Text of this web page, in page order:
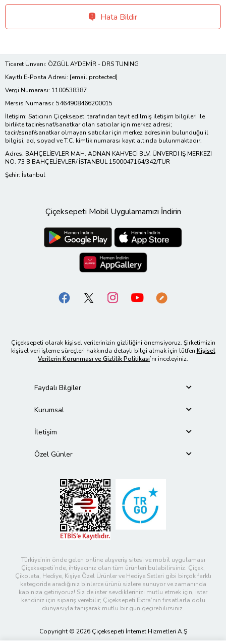
Hata Bildir
Ticaret Ünvanı: ÖZGÜL AYDEMİR - DRS TUNING
Kayıtlı E-Posta Adresi: [email protected]
Vergi Numarası: 1100538387
Mersis Numarası: 5464908466200015
İletişim: Satıcının Çiçeksepeti tarafından teyit edilmiş iletişim bilgileri ile
birlikte tacir/esnaf/sanatkar olan satıcılar için merkez adresi;
tacir/esnaf/sanatkar olmayan satıcılar için merkez adresinin bulunduğu il
bilgisi, ad, soyad ve T.C. kimlik numarası kayıt altında bulunmaktadır.
Adres: BAHÇELİEVLER MAH. ADNAN KAHVECİ BLV. ÜNVERDI IŞ MERKEZI
NO: 73 B BAHÇELİEVLER/ İSTANBUL 1500047164/342/TUR
Şehir: İstanbul
Çiçeksepeti Mobil Uygulamamızı İndirin
Çiçeksepeti olarak kişisel verilerinizin gizliliğini önemsiyoruz. Şirketimizin
kişisel veri işleme süreçleri hakkında detaylı bilgi almak için lütfen Kişisel
Verilerin Korunması ve Gizlilik Politikası’nı inceleyiniz.
Faydalı Bilgiler
Kurumsal
İletişim
Özel Günler
Türkiye’nin önde gelen online alışveriş sitesi ve mobil uygulaması
Çiçeksepeti’nde, ihtiyacınız olan tüm ürünleri bulabilirsiniz. Çiçek,
Çikolata, Hediye, Kişiye Özel Ürünler ve Hediye Setleri gibi birçok farklı
kategoride aradığınız binlerce ürünü sizlere sunuyor ve zamanında
kapınıza getiriyoruz! Siz de ister sevdiklerinizi mutlu etmek için, ister
kendiniz için sipariş verebilir; Çiçeksepeti Extra’nın fırsatlarla dolu
dünyasıyla tanışarak mutlu bir gün geçirebilirsiniz.
Copyright © 2026 Çiçeksepeti İnternet Hizmetleri A.Ş